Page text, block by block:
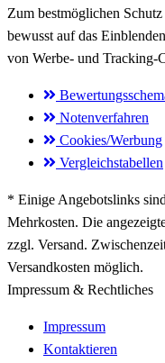
Zum bestmöglichen
bewusst auf das
von Werbe- und Tracking-
Notenverfahren
Cookies/Werbung
Vergleichstabellen
* Einige Angebotslinks sind
Mehrkosten. Die
zzgl. Versand.
Versandkosten möglich.
Impressum & Rechtliches
Impressum
Kontaktieren